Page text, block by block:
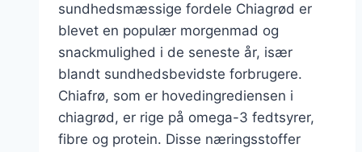
sundhedsmæssige fordele Chiagrød er
blevet en populær morgenmad og
snackmulighed i de seneste år, især
blandt sundhedsbevidste forbrugere.
Chiafrø, som er hovedingrediensen i
chiagrød, er rige på omega-3 fedtsyrer,
fibre og protein. Disse næringsstoffer